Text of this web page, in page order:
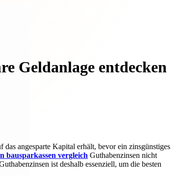
Geldanlage entdecken
angesparte Kapital erhält, bevor ein zinsgünstiges
bausparkassen vergleich Guthabenzinsen nicht
ist deshalb essenziell, um die besten